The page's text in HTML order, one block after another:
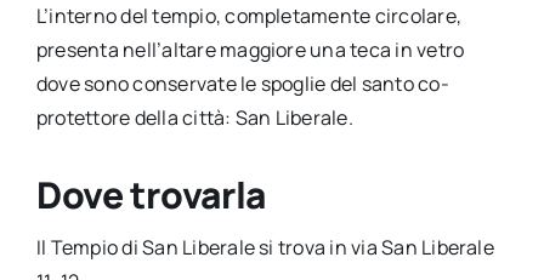
L’interno del tempio, completamente circolare,
presenta nell’altare maggiore una teca in vetro
dove sono conservate le spoglie del santo co-
protettore della città: San Liberale.
Dove trovarla
Il Tempio di San Liberale si trova in via San Liberale